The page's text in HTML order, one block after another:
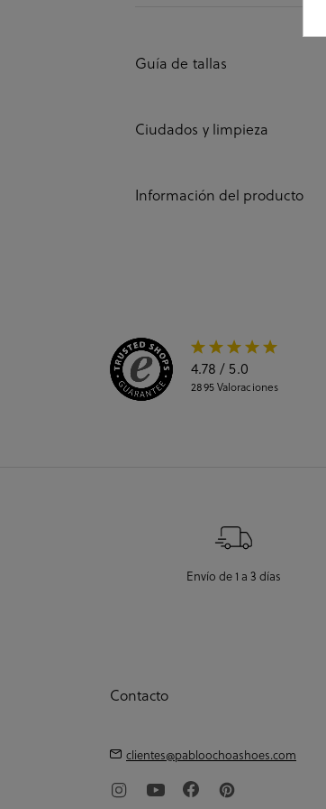
Guía de tallas
Ciudados y limpieza
Información del producto
4.78 / 5.0
2895Valoraciones
Envío de 1 a 3 días
Contacto
clientes@pabloochoashoes.com